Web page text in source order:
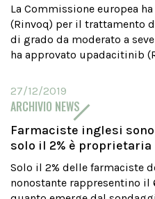
La Commissione europea
(Rinvoq) per il trattamento
di grado da moderato a
ha approvato upadacitinib
27/12/2019
ARCHIVIO NEWS
Farmaciste inglesi
solo il 2% è proprietaria
Solo il 2% delle farmaciste
nonostante rappresentino il